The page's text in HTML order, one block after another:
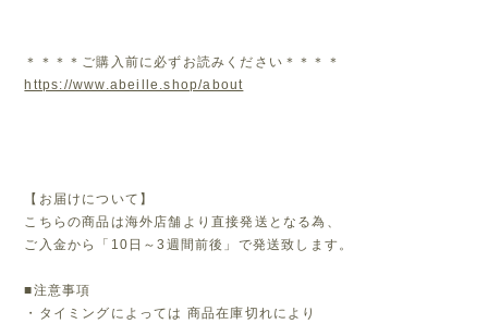
＊＊＊＊ご購入前に必ずお読みください＊＊＊＊
https://www.abeille.shop/about
【お届けについて】
こちらの商品は海外店舗より直接発送となる為、
ご入金から「10日～3週間前後」で発送致します。
■注意事項
・タイミングによっては 商品在庫切れにより